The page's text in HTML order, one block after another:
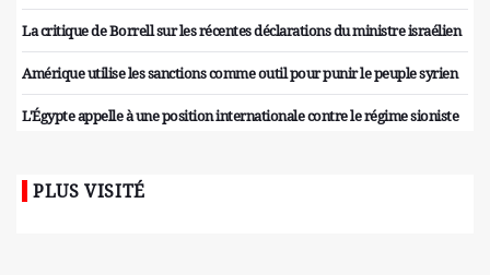
La critique de Borrell sur les récentes déclarations du ministre israélien
Amérique utilise les sanctions comme outil pour punir le peuple syrien
L'Égypte appelle à une position internationale contre le régime sioniste
PLUS VISITÉ